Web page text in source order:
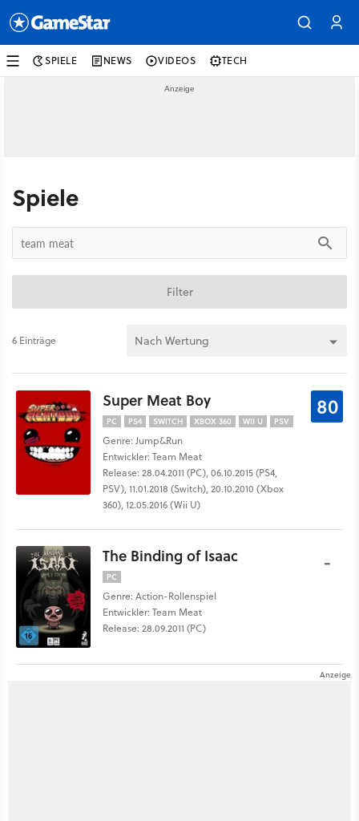
SPIELE NEWS VIDEOS TECH
Spiele
Filter
6 Einträge
Super Meat Boy
PC PS4 SWITCH XBOX 360 WII U PSV
Genre: Jump&Run
Entwickler: Team Meat
Release: 28.04.2011 (PC), 06.10.2015 (PS4,
PSV), 11.01.2018 (Switch), 20.10.2010 (Xbox
360), 12.05.2016 (Wii U)
80
The Binding of Isaac
PC
Genre: Action-Rollenspiel
Entwickler: Team Meat
Release: 28.09.2011 (PC)
-